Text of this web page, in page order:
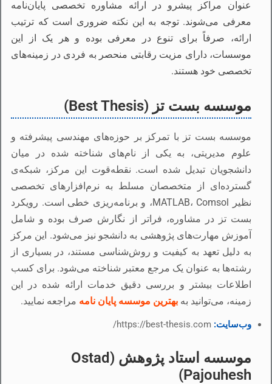
عنوان مراکز پیشرو در ارائه مشاوره تخصصی پایان‌نامه
معرفی می‌شوند. توجه به این نکته ضروری است که ترتیب
ارائه، صرفاً برای تنوع در معرفی بوده و هر یک از این
موسسات، دارای مزیت رقابتی منحصر به فردی در زمینه‌های
تخصصی خود هستند.
موسسه بست تز (Best Thesis)
موسسه بست تز با تمرکز بر حوزه‌های مهندسی پیشرفته و
علوم مدیریتی، به یکی از نام‌های شناخته شده در میان
دانشجویان تبدیل شده است. نقطه‌قوت این مرکز، شبکه‌ی
گسترده‌ای از متخصصان مسلط به نرم‌افزارهای تخصصی
نظیر MATLAB، Comsol، و برنامه‌ریزی خطی است. رویکرد
بست تز در مشاوره، فراتر از نگارش صرف بوده و شامل
آموزش مهارت‌های پژوهشی به دانشجو نیز می‌شود. این مرکز
به دلیل تعهد به کیفیت و روش‌شناسی مستند، در بسیاری از
رشته‌ها به عنوان یک مرجع معتبر شناخته می‌شود. برای کسب
اطلاعات بیشتر و بررسی دقیق خدمات ارائه شده در این
زمینه، می‌توانید به بهترین موسسه پایان نامه مراجعه نمایید.
وب‌سایت:
موسسه استاد پژوهش (Ostad
Pajouhesh)